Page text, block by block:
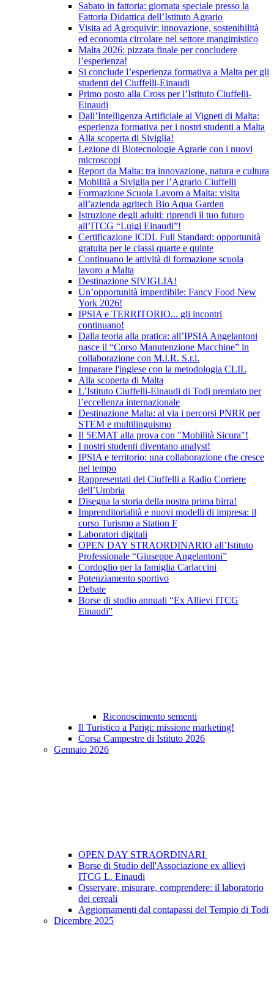
Sabato in fattoria: giornata speciale presso la
Fattoria Didattica dell’Istituto Agrario
Visita ad Agroquivir: innovazione, sostenibilità
ed economia circolare nel settore mangimistico
Malta 2026: pizzata finale per concludere
l’esperienza!
Si conclude l’esperienza formativa a Malta per gli
studenti del Ciuffelli-Einaudi
Primo posto alla Cross per l’Istituto Ciuffelli-
Einaudi
Dall’Intelligenza Artificiale ai Vigneti di Malta:
esperienza formativa per i nostri studenti a Malta
Alla scoperta di Siviglia!
Lezione di Biotecnologie Agrarie con i nuovi
microscopi
Report da Malta: tra innovazione, natura e cultura
Mobilità a Siviglia per l’Agrario Ciuffelli
Formazione Scuola Lavoro a Malta: visita
all’azienda agritech Bio Aqua Garden
Istruzione degli adulti: riprendi il tuo futuro
all’ITCG “Luigi Einaudi”!
Certificazione ICDL Full Standard: opportunità
gratuita per le classi quarte e quinte
Continuano le attività di formazione scuola
lavoro a Malta
Destinazione SIVIGLIA!
Un’opportunità imperdibile: Fancy Food New
York 2026!
IPSIA e TERRITORIO... gli incontri
continuano!
Dalla teoria alla pratica: all’IPSIA Angelantoni
nasce il “Corso Manutenzione Macchine” in
collaborazione con M.I.R. S.r.l.
Imparare l'inglese con la metodologia CLIL
Alla scoperta di Malta
L’Istituto Ciuffelli-Einaudi di Todi premiato per
l’eccellenza internazionale
Destinazione Malta: al via i percorsi PNRR per
STEM e multilinguismo
Il 5EMAT alla prova con "Mobilità Sicura"!
I nostri studenti diventano analyst!
IPSIA e territorio: una collaborazione che cresce
nel tempo
Rappresentati del Ciuffelli a Radio Corriere
dell’Umbria
Disegna la storia della nostra prima birra!
Imprenditorialità e nuovi modelli di impresa: il
corso Turismo a Station F
Laboratori digitali
OPEN DAY STRAORDINARIO all’Istituto
Professionale “Giuseppe Angelantoni”
Cordoglio per la famiglia Carlaccini
Potenziamento sportivo
Debate
Borse di studio annuali “Ex Allievi ITCG
Einaudi”
Riconoscimento sementi
Il Turistico a Parigi: missione marketing!
Corsa Campestre di Istituto 2026
Gennaio 2026
OPEN DAY STRAORDINARI
Borse di Studio dell'Associazione ex allievi
ITCG L. Einaudi
Osservare, misurare, comprendere: il laboratorio
dei cereali
Aggiornamenti dal contapassi del Tempio di Todi
Dicembre 2025